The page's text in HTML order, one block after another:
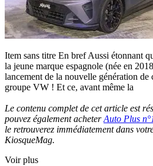
Item sans titre En bref Aussi étonnant
la jeune marque espagnole (née en
lancement de la nouvelle génération de
groupe VW ! Et ce, avant même la
Le contenu complet de cet article est
pouvez également acheterAuto Plus
le retrouverez immédiatement dans
KiosqueMag.
Voir plus